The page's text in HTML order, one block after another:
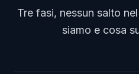
Tre fasi, nessun salto
siamo e cosa